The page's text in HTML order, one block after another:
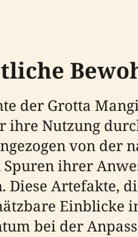
der Grotta
ihre Nutzung
von der
ihrer
Diese Artefakte,
Einblicke
bei der